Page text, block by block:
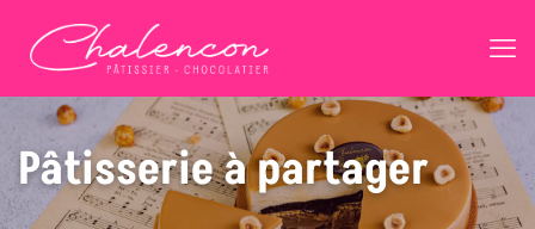
Pâtisserie à partager